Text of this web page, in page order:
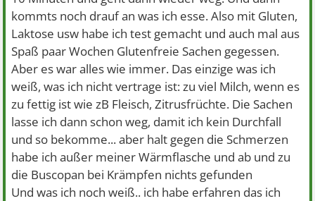
kommts noch drauf an was ich esse. Also mit Gluten,
Laktose usw habe ich test gemacht und auch mal aus
Spaß paar Wochen Glutenfreie Sachen gegessen.
Aber es war alles wie immer. Das einzige was ich
weiß, was ich nicht vertrage ist: zu viel Milch, wenn es
zu fettig ist wie zB Fleisch, Zitrusfrüchte. Die Sachen
lasse ich dann schon weg, damit ich kein Durchfall
und so bekomme... aber halt gegen die Schmerzen
habe ich außer meiner Wärmflasche und ab und zu
die Buscopan bei Krämpfen nichts gefunden
Und was ich noch weiß.. ich habe erfahren das ich